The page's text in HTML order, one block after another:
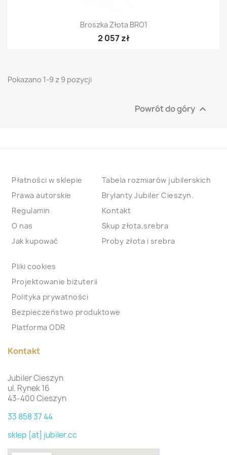
Broszka Złota BRO1
2 057 zł
Pokazano 1-9 z 9 pozycji
Powrót do góry 
Płatności w sklepie
Prawa autorskie
Regulamin
O nas
Jak kupować
Tabela rozmiarów jubilerskich
Brylanty Jubiler Cieszyn.
Kontakt
Skup złota,srebra
Proby złota i srebra
Pliki cookies
Projektowanie biżuterii
Polityka prywatności
Bezpieczeństwo produktowe
Platforma ODR
Kontakt
Jubiler Cieszyn
ul. Rynek 16
43-400 Cieszyn
33 858 37 44
sklep [at] jubiler.cc